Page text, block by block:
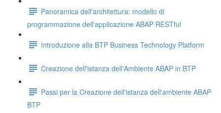
Panoramica dell'architettura: modello di
programmazione dell'applicazione ABAP RESTful
Introduzione alla BTP Business Technology Platform
Creazione dell'istanza dell'Ambiente ABAP in BTP
Passi per la Creazione dell'istanza dell'ambiente ABAP
BTP